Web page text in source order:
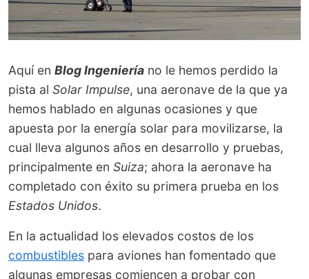
Aquí en Blog Ingeniería no le hemos perdido la
pista al Solar Impulse, una aeronave de la que ya
hemos hablado en algunas ocasiones y que
apuesta por la energía solar para movilizarse, la
cual lleva algunos años en desarrollo y pruebas,
principalmente en Suiza; ahora la aeronave ha
completado con éxito su primera prueba en los
Estados Unidos.
En la actualidad los elevados costos de los
combustibles para aviones han fomentado que
algunas empresas comiencen a probar con